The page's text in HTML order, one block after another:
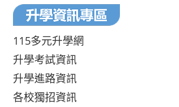
115多元升學網
升學考試資訊
升學進路資訊
各校獨招資訊